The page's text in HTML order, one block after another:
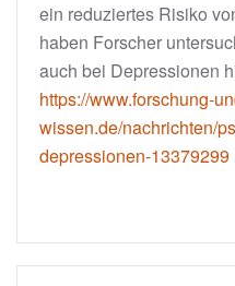
ein reduziertes Risiko
haben Forscher
auch bei Depressionen
https://www.forschung-
wissen.de/nachrichten/
depressionen-13379299